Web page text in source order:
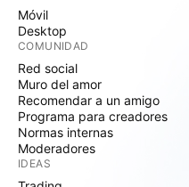
Móvil
Desktop
COMUNIDAD
Red social
Muro del amor
Recomendar a un amigo
Programa para creadores
Normas internas
Moderadores
IDEAS